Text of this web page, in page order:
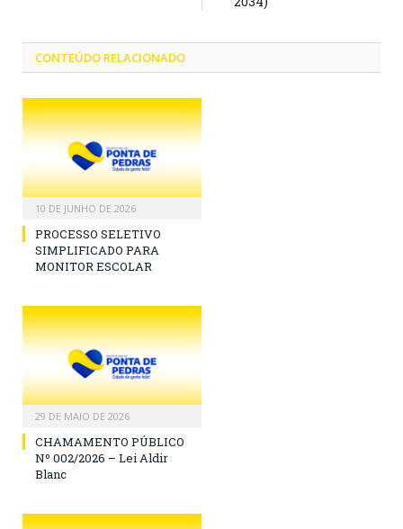
CONTEÚDO RELACIONADO
10 DE JUNHO DE 2026
PROCESSO SELETIVO
SIMPLIFICADO PARA
MONITOR ESCOLAR
29 DE MAIO DE 2026
CHAMAMENTO PÚBLICO
Nº 002/2026 – Lei Aldir
Blanc